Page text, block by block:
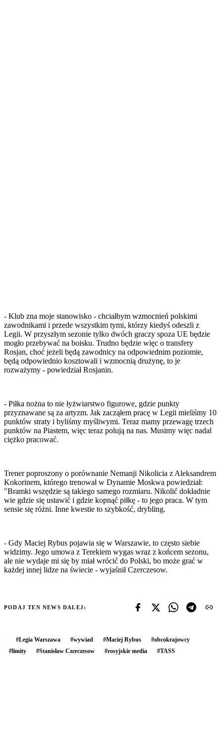
- Klub zna moje stanowisko - chciałbym wzmocnień polskimi
zawodnikami i przede wszystkim tymi, którzy kiedyś odeszli z
Legii. W przyszłym sezonie tylko dwóch graczy spoza UE będzie
mogło przebywać na boisku. Trudno będzie więc o transfery
Rosjan, choć jeżeli będą zawodnicy na odpowiednim poziomie,
będą odpowiednio kosztowali i wzmocnią drużynę, to je
rozważymy - powiedział Rosjanin.
- Piłka nożna to nie łyżwiarstwo figurowe, gdzie punkty
przyznawane są za artyzm. Jak zacząłem pracę w Legii mieliśmy 10
punktów straty i byliśmy myśliwymi. Teraz mamy przewagę trzech
punktów na Piastem, więc teraz polują na nas. Musimy więc nadal
ciężko pracować.
Trener poproszony o porównanie Nemanji Nikolicia z Aleksandrem
Kokorinem, którego trenował w Dynamie Moskwa powiedział:
"Bramki wszędzie są takiego samego rozmiaru. Nikolić dokładnie
wie gdzie się ustawić i gdzie kopnąć piłkę - to jego praca. W tym
sensie się różni. Inne kwestie to szybkość, drybling.
- Gdy Maciej Rybus pojawia się w Warszawie, to często siebie
widzimy. Jego umowa z Terekiem wygas wraz z końcem sezonu,
ale nie wydaje mi się by miał wrócić do Polski, bo może grać w
każdej innej lidze na świecie - wyjaśnił Czerczesow.
PODAJ TEN NEWS DALEJ:
#Legia Warszawa #wywiad #Maciej Rybus #obcokrajowcy
#limity #Stanisław Czerczesow #rosyjskie media #TASS